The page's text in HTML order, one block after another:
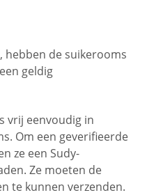
hebben de suikerooms
geldig
vrij eenvoudig in
Om een geverifieerde
ze een Sudy-
Ze moeten de
te kunnen verzenden.